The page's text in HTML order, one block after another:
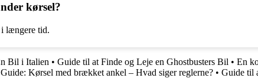
kørsel?
i længere tid.
Bil i Italien • Guide til at Finde og Leje en Ghostbusters Bil • En
Guide: Kørsel med brækket ankel – Hvad siger reglerne? • Guide til